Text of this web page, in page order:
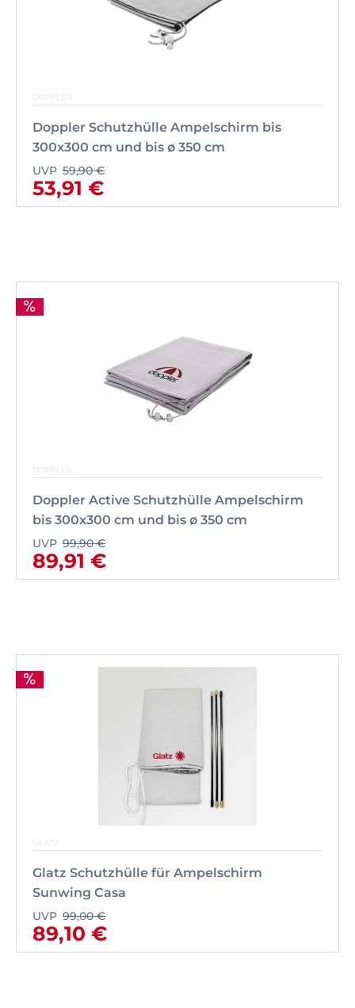
DOPPLER
Doppler Schutzhülle Ampelschirm bis
300x300 cm und bis ø 350 cm
UVP 59,90 €
53,91 €
DOPPLER
Doppler Active Schutzhülle Ampelschirm
bis 300x300 cm und bis ø 350 cm
UVP 99,90 €
89,91 €
GLATZ
Glatz Schutzhülle für Ampelschirm
Sunwing Casa
UVP 99,00 €
89,10 €